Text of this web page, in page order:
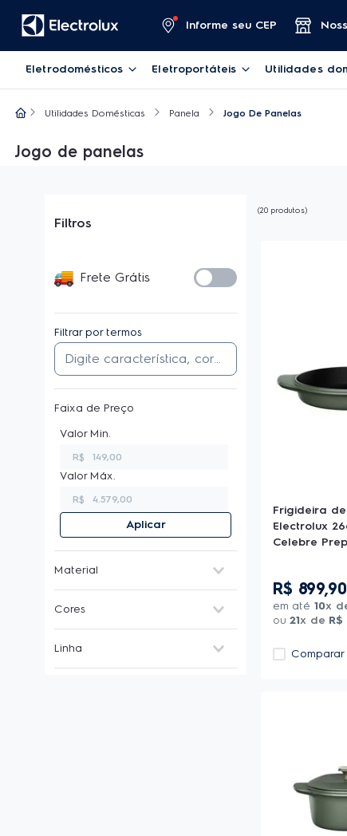
Informe seu CEP
Eletrodomésticos Eletroportáteis Utilidades
Utilidades Domésticas Panela Jogo De Panelas
Jogo de panelas
Filtros
Frete Grátis
Filtrar por termos
Material
Inox
Cores
Verde
Linha
Faixa de Preço
R$
R$
Aplicar
20 produtos
Frigideira
Electrolux
Celebre
R$ 899,90
em até 10x
ou 21x de R$
Comparar